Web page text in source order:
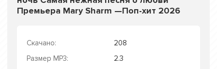
Премьера Mary Sharm —Поп-хит 2026
Скачано:
208
Размер MP3:
2.3